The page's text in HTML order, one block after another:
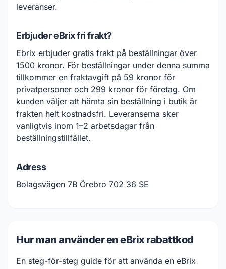
leveranser.
Erbjuder eBrix fri frakt?
Ebrix erbjuder gratis frakt på beställningar över
1500 kronor. För beställningar under denna summa
tillkommer en fraktavgift på 59 kronor för
privatpersoner och 299 kronor för företag. Om
kunden väljer att hämta sin beställning i butik är
frakten helt kostnadsfri. Leveranserna sker
vanligtvis inom 1–2 arbetsdagar från
beställningstillfället.
Adress
Bolagsvägen 7B Örebro 702 36 SE
Hur man använder en eBrix rabattkod
En steg-för-steg guide för att använda en eBrix